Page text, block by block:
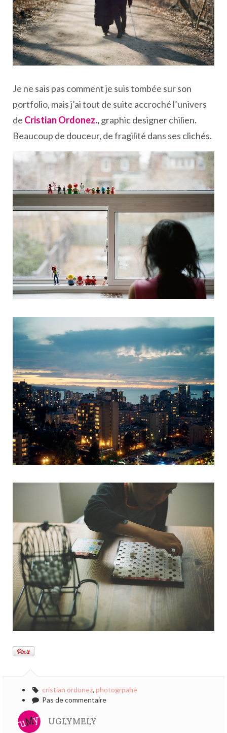
Je ne sais pas comment je suis tombée sur son
portfolio, mais j’ai tout de suite accroché l’univers
de Cristian Ordonez.,graphic designer chilien.
Beaucoup de douceur, de fragilité dans ses clichés.
cristian ordonez, photogrpahe
Pas de commentaire
UGLYMELY